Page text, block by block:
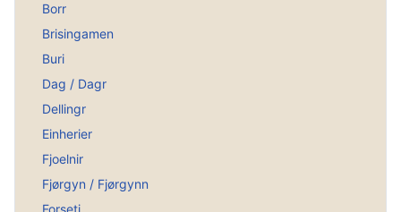
Borr
Brisingamen
Buri
Dag / Dagr
Dellingr
Einherier
Fjoelnir
Fjørgyn / Fjørgynn
Forseti